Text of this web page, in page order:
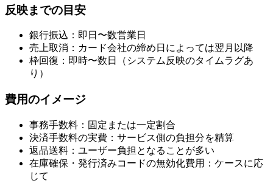
反映までの目安
銀行振込：即日〜数営業日
売上取消：カード会社の締め日によっては翌月以降
枠回復：即時〜数日（システム反映のタイムラグあ
り）
費用のイメージ
事務手数料：固定または一定割合
決済手数料の実費：サービス側の負担分を精算
返品送料：ユーザー負担となることが多い
在庫確保・発行済みコードの無効化費用：ケースに応
じて